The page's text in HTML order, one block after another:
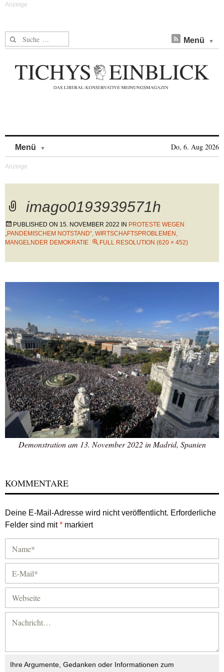
Suche nach: Menü
Menü Do, 6. Aug 2026
imago0193939571h
PUBLISHED ON 15. NOVEMBER 2022 IN PROTESTE WEGEN
„PANDEMISCHEM NOTSTAND“, WIRTSCHAFTSPROBLEMEN,
MANGELNDER DEMOKRATIE
FULL RESOLUTION (620 × 452)
Demonstration am 13. November 2022 in Madrid, Spanien
KOMMENTARE
Deine E-Mail-Adresse wird nicht veröffentlicht. Erforderliche
Felder sind mit* markiert
Ihre Argumente, Gedanken oder Informationen zum